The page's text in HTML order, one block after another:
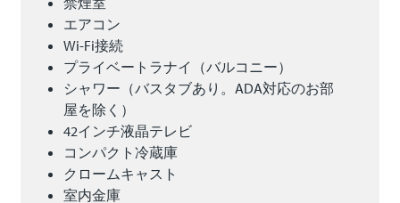
エアコン
Wi-Fi接続
プライベートラナイ（バルコニー）
シャワー（バスタブあり。ADA対応のお部
屋を除く）
42インチ液晶テレビ
コンパクト冷蔵庫
クロームキャスト
室内金庫